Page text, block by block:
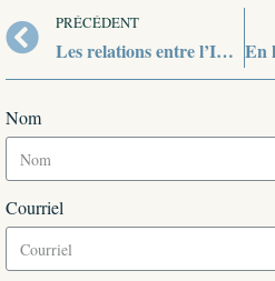
PRÉCÉDENT
Les relations entre l’Inde et la Russie, à l’ombre de Washington et de Pékin ?
Nom
Courriel